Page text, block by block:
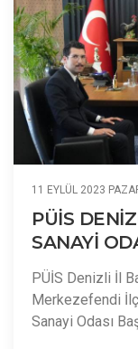
11 EYLÜL 2023
PÜİS
SANAYİ
PÜİS Denizli İl
Merkezefendi
Sanayi Odası